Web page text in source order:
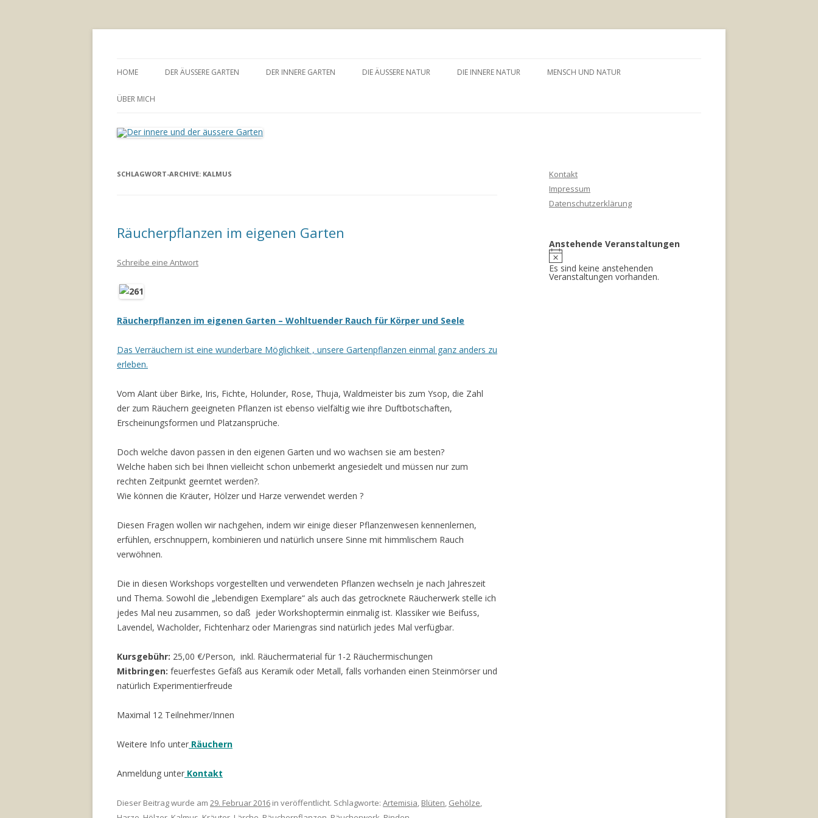
Inhalt
HOME DER ÄUSSERE GARTEN DER INNERE GARTEN DIE ÄUSSERE NATUR DIE INNERE NATUR MENSCH UND NATUR
ÜBER MICH
SCHLAGWORT-ARCHIVE: KALMUS
Räucherpflanzen im eigenen Garten
Schreibe eine Antwort
Räucherpflanzen im eigenen Garten – Wohltuender Rauch für Körper und Seele
Das Verräuchern ist eine wunderbare Möglichkeit , unsere Gartenpflanzen einmal ganz anders zu
erleben.
Vom Alant über Birke, Iris, Fichte, Holunder, Rose, Thuja, Waldmeister bis zum Ysop, die Zahl
der zum Räuchern geeigneten Pflanzen ist ebenso vielfältig wie ihre Duftbotschaften,
Erscheinungsformen und Platzansprüche.
Doch welche davon passen in den eigenen Garten und wo wachsen sie am besten?
Welche haben sich bei Ihnen vielleicht schon unbemerkt angesiedelt und müssen nur zum
rechten Zeitpunkt geerntet werden?.
Wie können die Kräuter, Hölzer und Harze verwendet werden ?
Diesen Fragen wollen wir nachgehen, indem wir einige dieser Pflanzenwesen kennenlernen,
erfühlen, erschnuppern, kombinieren und natürlich unsere Sinne mit himmlischem Rauch
verwöhnen.
Die in diesen Workshops vorgestellten und verwendeten Pflanzen wechseln je nach Jahreszeit
und Thema. Sowohl die „lebendigen Exemplare“ als auch das getrocknete Räucherwerk stelle ich
jedes Mal neu zusammen, so daß jeder Workshoptermin einmalig ist. Klassiker wie Beifuss,
Lavendel, Wacholder, Fichtenharz oder Mariengras sind natürlich jedes Mal verfügbar.
Kursgebühr: 25,00 €/Person, inkl. Räuchermaterial für 1-2 Räuchermischungen
Mitbringen: feuerfestes Gefäß aus Keramik oder Metall, falls vorhanden einen Steinmörser und
natürlich Experimentierfreude
Maximal 12 Teilnehmer/Innen
Weitere Info unter Räuchern
Anmeldung unter Kontakt
Dieser Beitrag wurde am 29. Februar 2016 in veröffentlicht. Schlagworte: Artemisia, Blüten, Gehölze,
Kontakt
Impressum
Datenschutzerklärung
Anstehende Veranstaltungen
Es sind keine anstehenden
Veranstaltungen vorhanden.